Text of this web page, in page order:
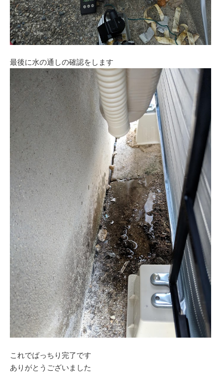
最後に水の通しの確認をします
これでばっちり完了です
ありがとうございました